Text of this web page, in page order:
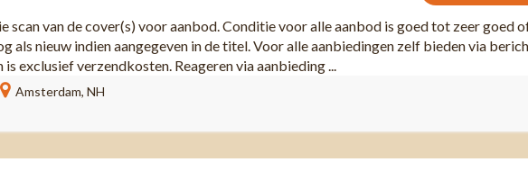
scan van de cover(s) voor aanbod. Conditie voor alle aanbod is goed tot zeer goed
als nieuw indien aangegeven in de titel. Voor alle aanbiedingen zelf bieden via
is exclusief verzendkosten. Reageren via aanbieding ...
Amsterdam, NH